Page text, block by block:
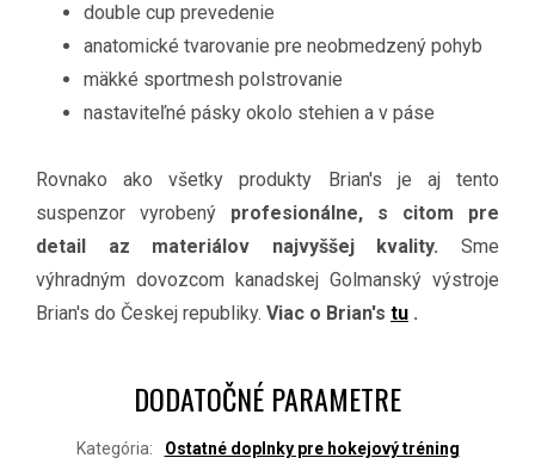
double cup prevedenie
anatomické tvarovanie pre neobmedzený pohyb
mäkké sportmesh polstrovanie
nastaviteľné pásky okolo stehien a v páse
Rovnako ako všetky produkty Brian's je aj tento
suspenzor vyrobený profesionálne, s citom pre
detail az materiálov najvyššej kvality. Sme
výhradným dovozcom kanadskej Golmanský výstroje
Brian's do Českej republiky. Viac o Brian's tu .
DODATOČNÉ PARAMETRE
Kategória: Ostatné doplnky pre hokejový tréning